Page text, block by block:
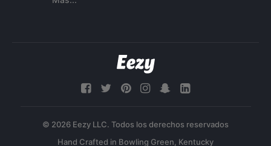
© 2026 Eezy LLC. Todos los derechos reservados